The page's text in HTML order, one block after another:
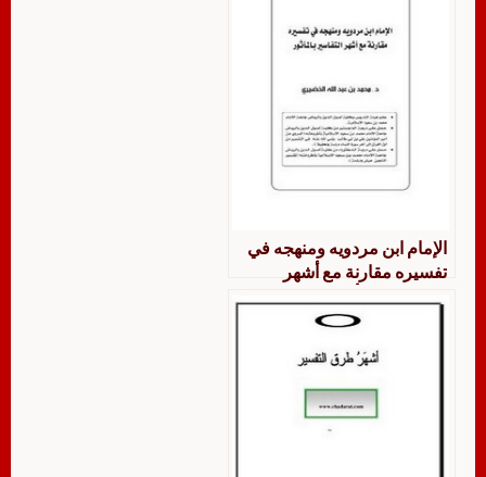
الإمام ابن مردويه ومنهجه في
تفسيره مقارنة مع أشهر